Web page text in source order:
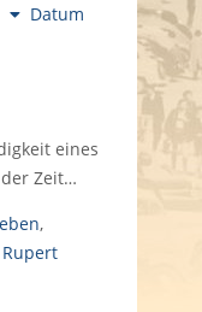
Datum
eines
Zeit…
,
Rupert